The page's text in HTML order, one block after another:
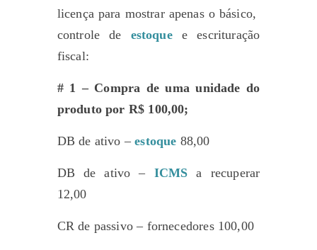
licença para mostrar apenas o básico,
controle de estoquee escrituração
fiscal:
# 1 – Compra de uma unidade do
produto por R$ 100,00;
DB de ativo –estoque 88,00
DB de ativo – ICMS a recuperar
12,00
CR de passivo – fornecedores 100,00